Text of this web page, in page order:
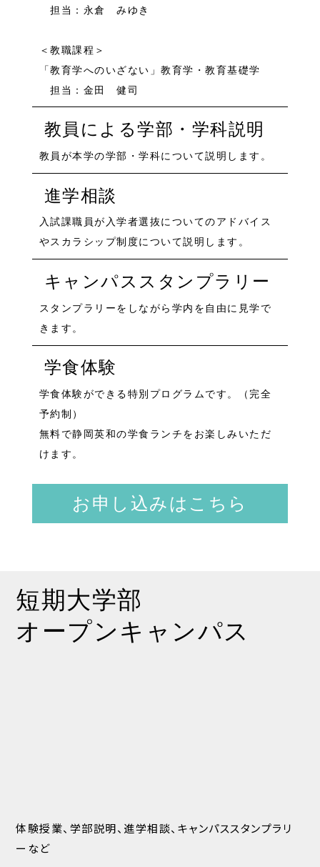
担当：永倉 みゆき
＜教職課程＞
「教育学へのいざない」教育学・教育基礎学
担当：金田 健司
教員による学部・学科説明
教員が本学の学部・学科について説明します。
進学相談
入試課職員が入学者選抜についてのアドバイス
やスカラシップ制度について説明します。
キャンパススタンプラリー
スタンプラリーをしながら学内を自由に見学で
きます。
学食体験
学食体験ができる特別プログラムです。（完全
予約制）
無料で静岡英和の学食ランチをお楽しみいただ
けます。
お申し込みはこちら
短期大学部
オープンキャンパス
体験授業、学部説明、進学相談、キャンパススタンプラリ
ーなど